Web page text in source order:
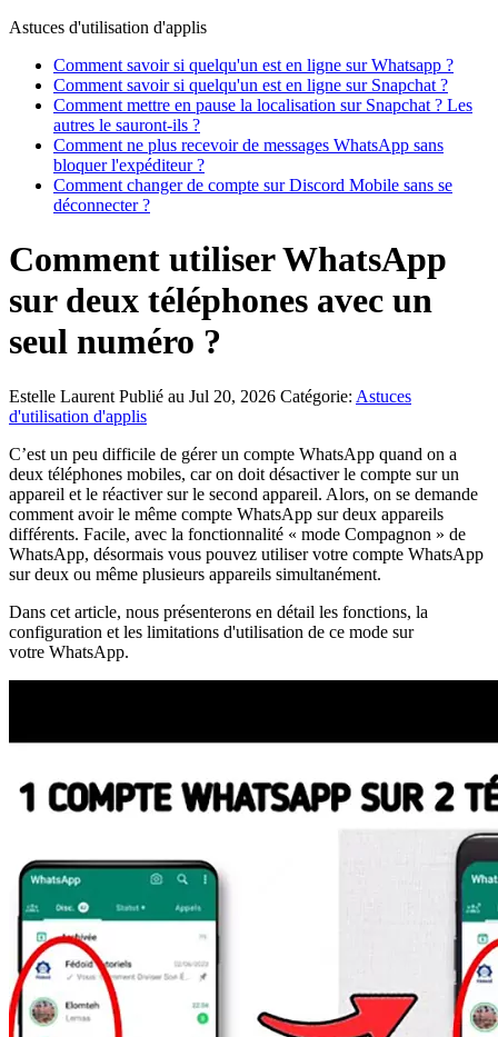
Astuces d'utilisation d'applis
Comment savoir si quelqu'un est en ligne sur Whatsapp ?
Comment savoir si quelqu'un est en ligne sur Snapchat ?
Comment mettre en pause la localisation sur Snapchat ? Les
autres le sauront-ils ?
Comment ne plus recevoir de messages WhatsApp sans
bloquer l'expéditeur ?
Comment changer de compte sur Discord Mobile sans se
déconnecter ?
Comment utiliser WhatsApp
sur deux téléphones avec un
seul numéro ?
Estelle Laurent Publié au Jul 20, 2026 Catégorie: Astuces
d'utilisation d'applis
C’est un peu difficile de gérer un compte WhatsApp quand on a
deux téléphones mobiles, car on doit désactiver le compte sur un
appareil et le réactiver sur le second appareil. Alors, on se demande
comment avoir le même compte WhatsApp sur deux appareils
différents. Facile, avec la fonctionnalité « mode Compagnon » de
WhatsApp, désormais vous pouvez utiliser votre compte WhatsApp
sur deux ou même plusieurs appareils simultanément.
Dans cet article, nous présenterons en détail les fonctions, la
configuration et les limitations d'utilisation de ce mode sur
votre WhatsApp.